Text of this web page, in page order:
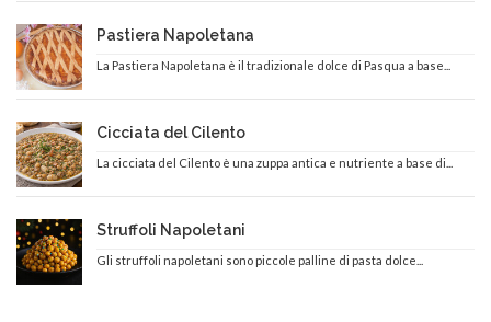
Pastiera Napoletana
La Pastiera Napoletana è il tradizionale dolce di Pasqua a base...
Cicciata del Cilento
La cicciata del Cilento è una zuppa antica e nutriente a base di...
Struffoli Napoletani
Gli struffoli napoletani sono piccole palline di pasta dolce...